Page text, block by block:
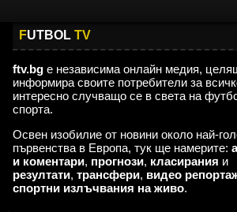
FUTBOL TV
ftv.bg е независима онлайн медия,
информира своите потребители за
интересно случващо се в света на
спорта.
Освен изобилие от новини около най-
първенства в Европа, тук ще намерите:
и коментари, прогнози, класирания и
резултати, трансфери, видео
спортни излъчвания на живо.